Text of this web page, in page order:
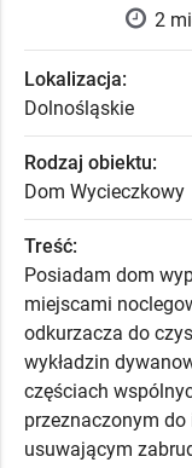
2
Lokalizacja:
Dolnośląskie
Rodzaj obiektu:
Dom Wycieczkowy
Treść:
Posiadam dom
miejscami
odkurzacza do
wykładzin
częściach
przeznaczonym
usuwającym